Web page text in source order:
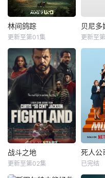
林间鸽踪
更新至第01集
贝尼多
更新至
战斗之地
更新至第02集
死人公
已完结